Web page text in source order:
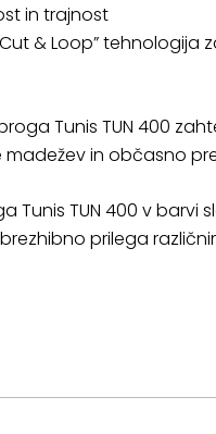
in trajnost
& Loop”
Tunis TUN 400
in občasno
Tunis TUN 400 v barvi
prilega